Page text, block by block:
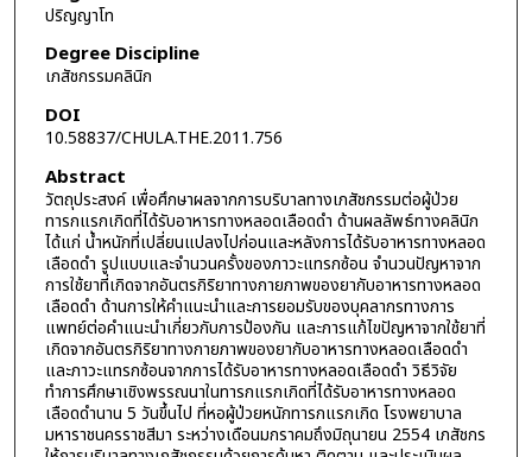
ปริญญาโท
Degree Discipline
เภสัชกรรมคลินิก
DOI
10.58837/CHULA.THE.2011.756
Abstract
วัตถุประสงค์ เพื่อศึกษาผลจากการบริบาลทางเภสัชกรรมต่อผู้ป่วย
ทารกแรกเกิดที่ได้รับอาหารทางหลอดเลือดดำ ด้านผลลัพธ์ทางคลินิก
ได้แก่ น้ำหนักที่เปลี่ยนแปลงไปก่อนและหลังการได้รับอาหารทางหลอด
เลือดดำ รูปแบบและจำนวนครั้งของภาวะแทรกซ้อน จำนวนปัญหาจาก
การใช้ยาที่เกิดจากอันตรกิริยาทางกายภาพของยากับอาหารทางหลอด
เลือดดำ ด้านการให้คำแนะนำและการยอมรับของบุคลากรทางการ
แพทย์ต่อคำแนะนำเกี่ยวกับการป้องกัน และการแก้ไขปัญหาจากใช้ยาที่
เกิดจากอันตรกิริยาทางกายภาพของยากับอาหารทางหลอดเลือดดำ
และภาวะแทรกซ้อนจากการได้รับอาหารทางหลอดเลือดดำ วิธีวิจัย
ทำการศึกษาเชิงพรรณนาในทารกแรกเกิดที่ได้รับอาหารทางหลอด
เลือดดำนาน 5 วันขึ้นไป ที่หอผู้ป่วยหนักทารกแรกเกิด โรงพยาบาล
มหาราชนครราชสีมา ระหว่างเดือนมกราคมถึงมิถุนายน 2554 เภสัชกร